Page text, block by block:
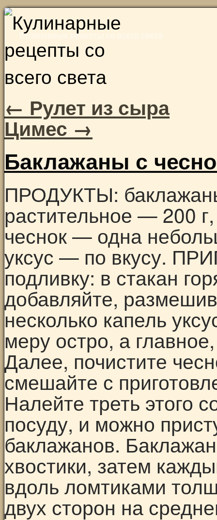
Кулинарные рецепты со всего света
Skip
content
← Рулет из сыра
Цимес→
Баклажаны с
ПРОДУКТЫ:
растительное — 200
чеснок — одна
уксус — по вкусу.
подливку: в стакан
добавляйте,
несколько капель
меру остро, а
Далее, почистите
смешайте с
Налейте треть этого
посуду, и можно
баклажанов.
хвостики, затем
вдоль ломтиками
двух сторон на